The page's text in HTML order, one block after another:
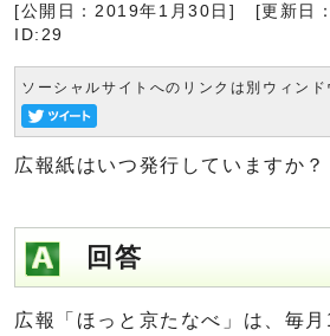
[公開日：2019年1月30日]
[更新日
ID:29
ソーシャルサイトへのリンクは別ウィンド
広報紙はいつ発行していますか？
回答
広報「ほっと京たなべ」は、毎